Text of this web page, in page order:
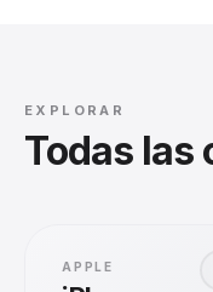
EXPLORAR
Todas las
APPLE